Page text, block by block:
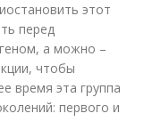
этот
перед
а можно –
чтобы
время эта группа
первого и